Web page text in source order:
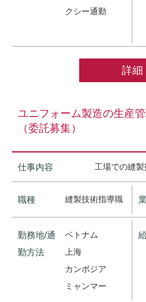
クシー通勤
詳細
ユニフォーム製造の生産
（委託募集）
仕事内容 工場での縫
職種 縫製技術指導職
勤務地/通
勤方法
ベトナム
上海
カンボジア
ミャンマー